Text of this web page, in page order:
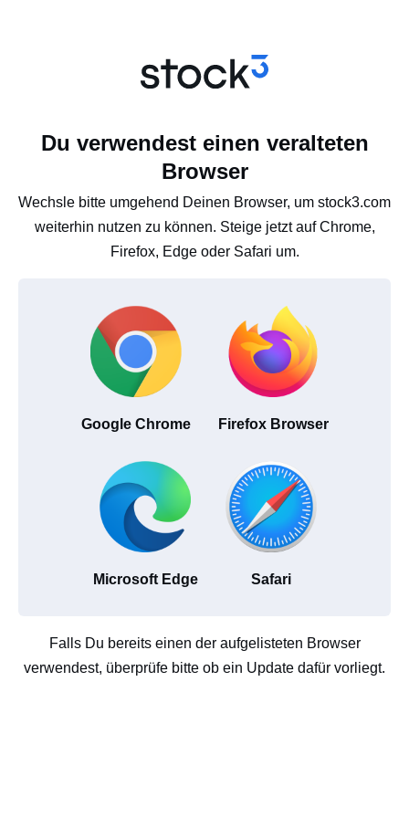
Du verwendest einen veralteten
Browser
Wechsle bitte umgehend Deinen Browser, um stock3.com
weiterhin nutzen zu können. Steige jetzt auf Chrome,
Firefox, Edge oder Safari um.
Google Chrome Firefox Browser
Microsoft Edge Safari
Falls Du bereits einen der aufgelisteten Browser
verwendest, überprüfe bitte ob ein Update dafür vorliegt.